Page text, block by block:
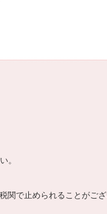
。
関で止められることがご